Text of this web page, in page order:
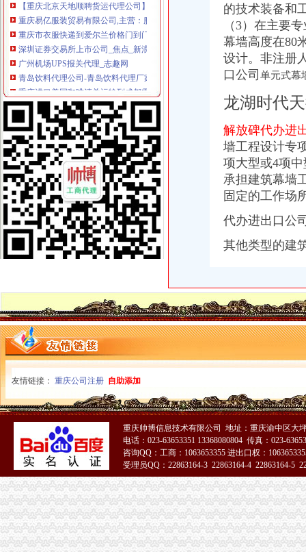
重庆易亿服装贸易有限公司,主营：服装服饰,箱包设计及销售；品
重庆市衣服快递到爱尔兰价格门到门国际包税出口服务（图）-供应信
深圳证券交易所上市公司_焦点_新浪财经_新浪网
广州机场UPS报关代理_志趣网
青岛饮料代理公司-青岛饮料代理厂家-|必途青岛饮料代理公司排行榜
重庆进口美国咖啡清关运输到成都需要多长时间【-成都进出口代理】
海haiyao品牌代理招商-招商加盟-globrand（全球品牌网）
重庆物流服务公司_物流服务厂_生产厂家企业公司
价格,厂家,图片,进出口全套代理,重庆市金利国际货物代理有限
朝天门代办进出口公司
重庆港九股份有限公司关于为重庆经略实业有限责任公司提供担保的公
重庆南岸茶园新区工商服务信息,提供新重庆南岸茶园新区财税服务
【2014年重庆美购贸易有限公司新招聘信息_电话_地址】-赶集网
重庆港国际集装箱有限公司货运代理分公司|重庆港国际集装箱有限公司
朝天门火锅加盟_朝天门火锅加盟店_朝天门火锅加盟费多少-中国连锁网
重庆雅皎贸易有限公司2017新招聘信息_电话_地址-58企业名录
重庆国际货运专线：渝新欧进口平行车运输清关代理-重庆爱问分类
【重庆朝天门易碎品物流_易碎品运输价格_易碎品托运电话】-重庆赶
大坪代办进出口公司
其他职位_大坪企业新招聘信息-广州58同城
法国台灯/落地灯进口代理报关公司-报关服务-久久信息网
帅博工商*办重庆公司注册-帅博工商咨询服务部
重庆验资开户：代办公司代办区县主城房地产开发资质,入渝备案,执
平安保险代理有限公司重庆分公司大坪营业部
黄埔区代办工商注册黄埔区申请一般纳税人图片大全,广州大坪企业
【代办资质专业的团队】-渝中大坪易登网
重庆公司注册_xiaoyaotu_新浪博客
【58同城】重庆渝中大坪配送中心_大坪生活配送服务公司
乐天玛（重庆）商业有限公司大坪店联系方式_信用报告_工商信息-
渝中区代办进出口公司流程
东非红檀木材进口报关代理东非红檀原木进口流程-东莞市鸿泽进出口
在泉州注册进出口代理公司的流程-家居装修互动问答
中国嘉陵：2010年半年度报告_证券之星
办理广州进出口权的流程有没有公司可以代办进出口权-广州58同城
代理进口清关报检流程_供应产品_东莞市聚海进出口报关有限公司
IC包税进出口代理流程【推荐】,进口报关价格/批发报价/生产厂家/参
的技术装备
（3）在主要
幕墙高度在80
设计。非注册
口公司 单元式幕
龙湖时代
解放碑代办进
墙工程设计专
项大型或4项
承担建筑幕墙
固定的工作场
代办进出口
其他类型的建
友情链接： 重庆公司注册 自助添加
重庆帅博信息技术有限公司 地址：重庆渝中区大
电话：023-63653351 13368080804 传真：023-
咨询QQ：工商：1063653355 进出口权：
受理员QQ：22863164-3 22863164-4 22863164-5
51La